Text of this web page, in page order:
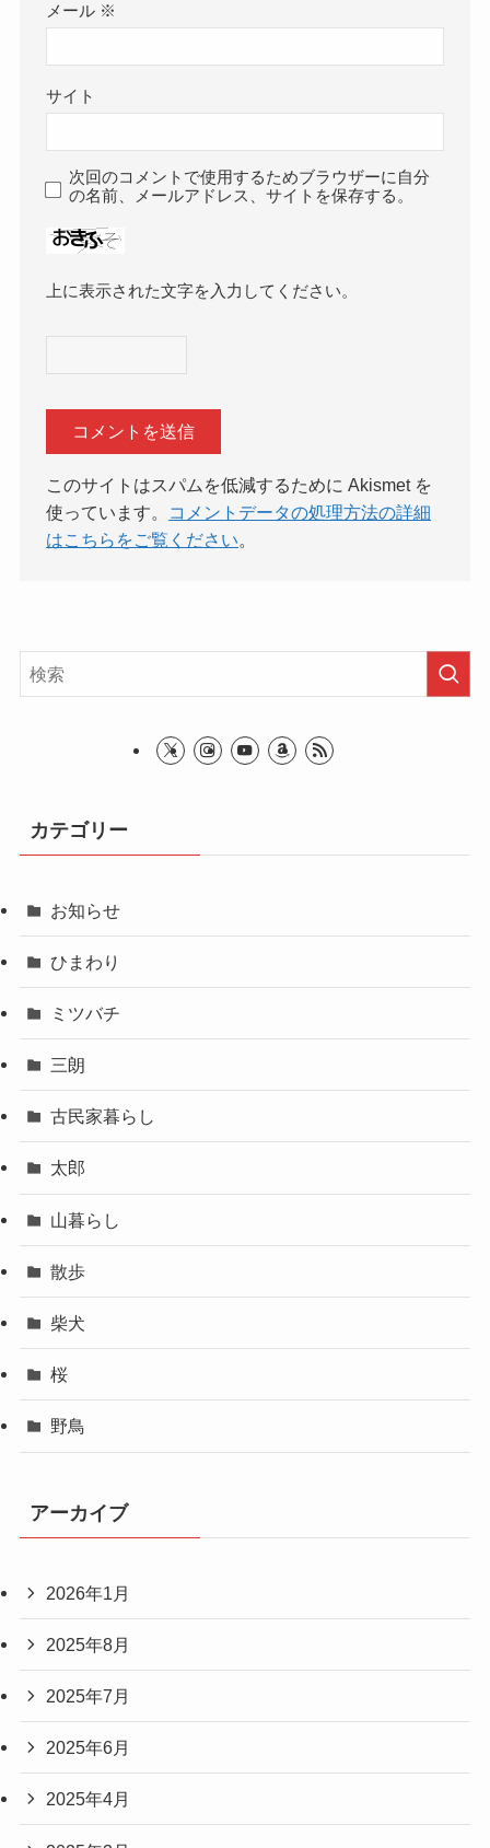
メール ※
サイト
次回のコメントで使用するためブラウザーに自分
の名前、メールアドレス、サイトを保存する。
上に表示された文字を入力してください。
このサイトはスパムを低減するために Akismet を
使っています。
コメントデータの処理方法の詳細
はこちらをご覧ください。
カテゴリー
お知らせ
ひまわり
ミツバチ
三朗
古民家暮らし
太郎
山暮らし
散歩
柴犬
桜
野鳥
アーカイブ
2026年1月
2025年8月
2025年7月
2025年6月
2025年4月